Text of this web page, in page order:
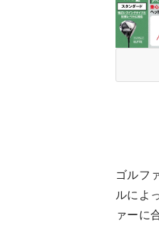
ゴルフ
ルによ
ァーに